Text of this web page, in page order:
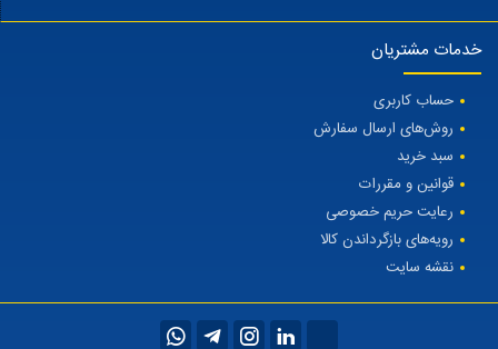
خدمات مشتریان
حساب کاربری
روش‌های ارسال سفارش
سبد خرید
قوانین و مقررات
رعایت حریم خصوصی
رویه‌های بازگرداندن کالا
نقشه سایت